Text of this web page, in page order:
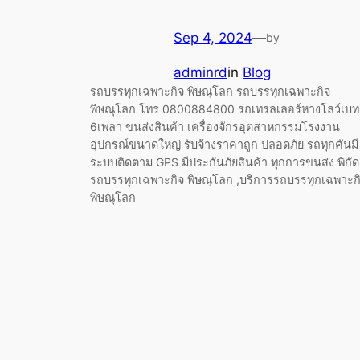
Sep 4, 2024—by
adminrdin Blog
รถบรรทุกเฉพาะกิจ พิษณุโลก รถบรรทุกเฉพาะกิจ
พิษณุโลก โทร 0800884800 รถเทรลเลอร์หางโลว์เบท
6เพลา ขนส่งสินค้า เครื่องจักรอุตสาหกรรมโรงงาน
อุปกรณ์ขนาดใหญ่ รับจ้างราคาถูก ปลอดภัย รถทุกคันมี
ระบบติดตาม GPS มีประกันภัยสินค้า ทุกการขนส่ง พิกัด
รถบรรทุกเฉพาะกิจ พิษณุโลก ,บริการรถบรรทุกเฉพาะ
พิษณุโลก